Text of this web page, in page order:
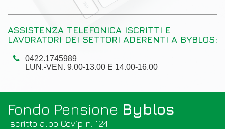
ASSISTENZA TELEFONICA ISCRITTI E
LAVORATORI DEI SETTORI ADERENTI A BYBLOS:
0422.1745989
LUN.-VEN. 9.00-13.00 E 14.00-16.00
Fondo Pensione Byblos
Iscritto albo Covip n. 124